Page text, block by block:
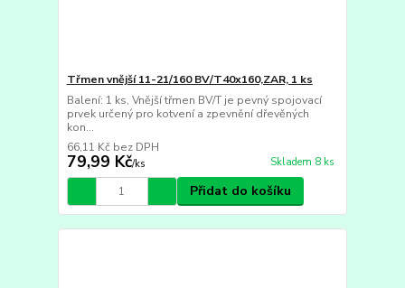
Třmen vnější 11-21/160 BV/T40x160,ZAR, 1 ks
Balení: 1 ks, Vnější třmen BV/T je pevný spojovací
prvek určený pro kotvení a zpevnění dřevěných
kon...
79,99 Kč/ks
66,11 Kč bez DPH
Skladem 8 ks
Přidat do košíku